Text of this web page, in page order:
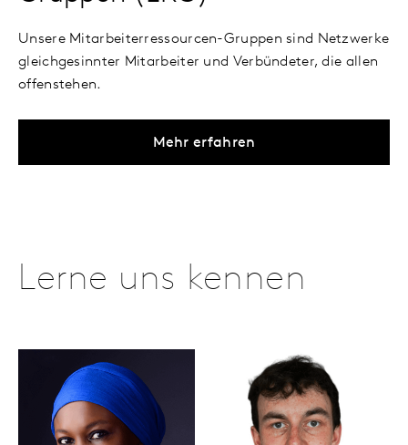
Unsere Mitarbeiterressourcen-Gruppen sind Netzwerke
gleichgesinnter Mitarbeiter und Verbündeter, die allen
offenstehen.
Mehr erfahren
Lerne uns kennen